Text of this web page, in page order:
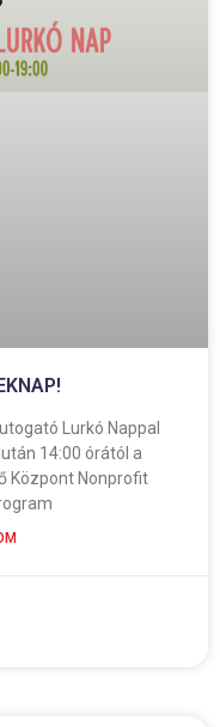
Lurkó Nappal
14:00 órától a
Központ Nonprofit